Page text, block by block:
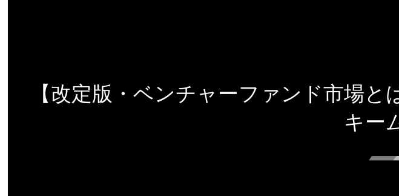
【改定版・ベンチャーファンド市場
キー